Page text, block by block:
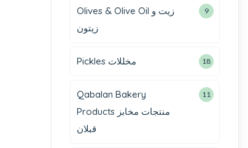
Olives & Olive Oil زيت و
زيتون
9
Pickles مخللات 18
Qabalan Bakery
Products منتجات مخابز
قبلان
11